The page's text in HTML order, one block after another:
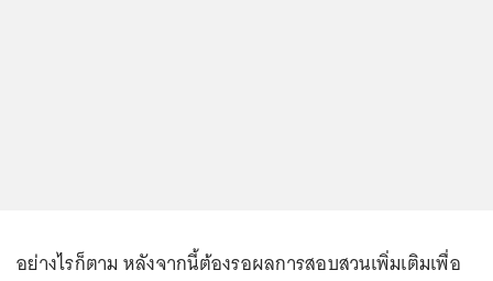
อย่างไรก็ตาม หลังจากนี้ต้องรอผลการสอบสวนเพิ่มเติมเพื่อ